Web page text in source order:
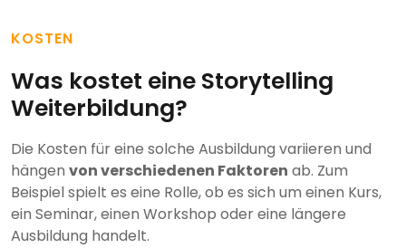
KOSTEN
Was kostet eine Storytelling
Weiterbildung?
Die Kosten für eine solche Ausbildung variieren und
hängen von verschiedenen Faktoren ab. Zum
Beispiel spielt es eine Rolle, ob es sich um einen Kurs,
ein Seminar, einen Workshop oder eine längere
Ausbildung handelt.